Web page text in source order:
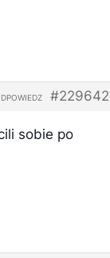
#229642
sobie po